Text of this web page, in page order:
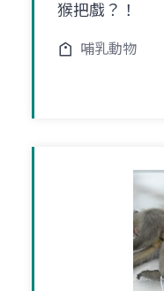
猴把戲？！
哺乳動物